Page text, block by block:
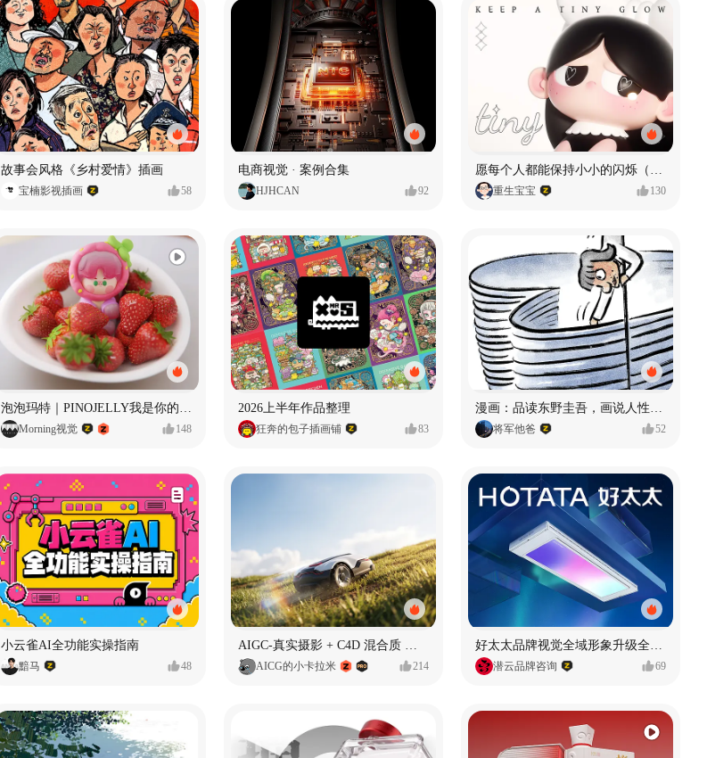
故事会风格《乡村爱情》插画
宝楠影视插画 58
电商视觉 · 案例合集
HJHCAN 92
愿每个人都能保持小小的闪烁（IP可授权）
重生宝宝 130
Morning视觉 148
2026上半年作品整理
狂奔的包子插画铺 83 将军他爸 52
小云雀AI全功能实操指南
黯马 48
AIGC-真实摄影 + C4D 混合质 能让 AI 产品图更好吗?
AICG的小卡拉米 214
好太太品牌视觉全域形象升级全案【潜云品牌】
潜云品牌咨询 69